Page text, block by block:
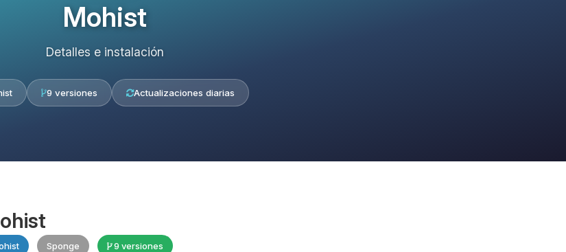
Mohist
Detalles e instalación
9 versiones Actualizaciones diarias
Sponge 9 versiones